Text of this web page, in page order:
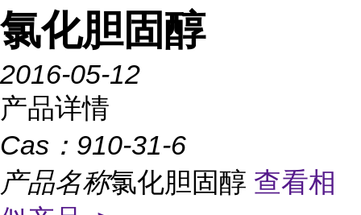
氯化胆固醇
2016-05-12
产品详情
Cas： 910-31-6
产品名称氯化胆固醇 查看相